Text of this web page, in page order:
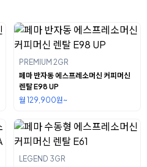
PREMIUM 2GR
페마 반자동 에스프레소머신 커피머신
렌탈 E98 UP
월 129,900원~
LEGEND 3GR